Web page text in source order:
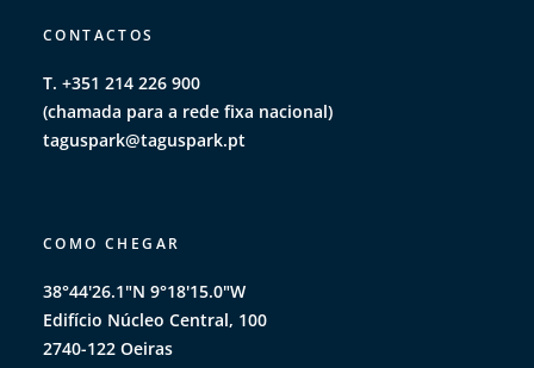
CONTACTOS
T. +351 214 226 900
(chamada para a rede fixa nacional)
taguspark@taguspark.pt
COMO CHEGAR
38°44'26.1"N 9°18'15.0"W
Edifício Núcleo Central, 100
2740-122 Oeiras